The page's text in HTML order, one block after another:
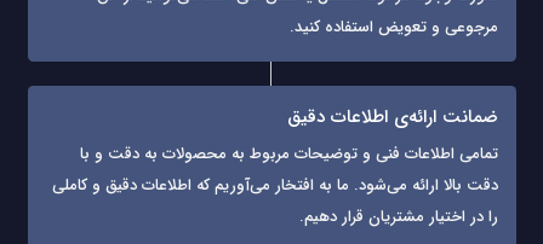
مرجوعی و تعویض استفاده کنید.
ضمانت ارائه‌ی اطلاعات دقیق
تمامی اطلاعات فنی و توضیحات مربوط به محصولات به دقت و با
دقت بالا ارائه می‌شود. ما به افتخار می‌آوریم که اطلاعات دقیق و کاملی
را در اختیار مشتریان قرار دهیم.